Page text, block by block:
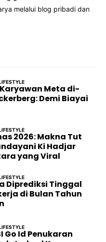
melalui blog pribadi dan
Meta di-
Demi Biayai
2026: Makna Tut
Ki Hadjar
yang Viral
Diprediksi Tinggal
di Bulan Tahun
Go Id Penukaran